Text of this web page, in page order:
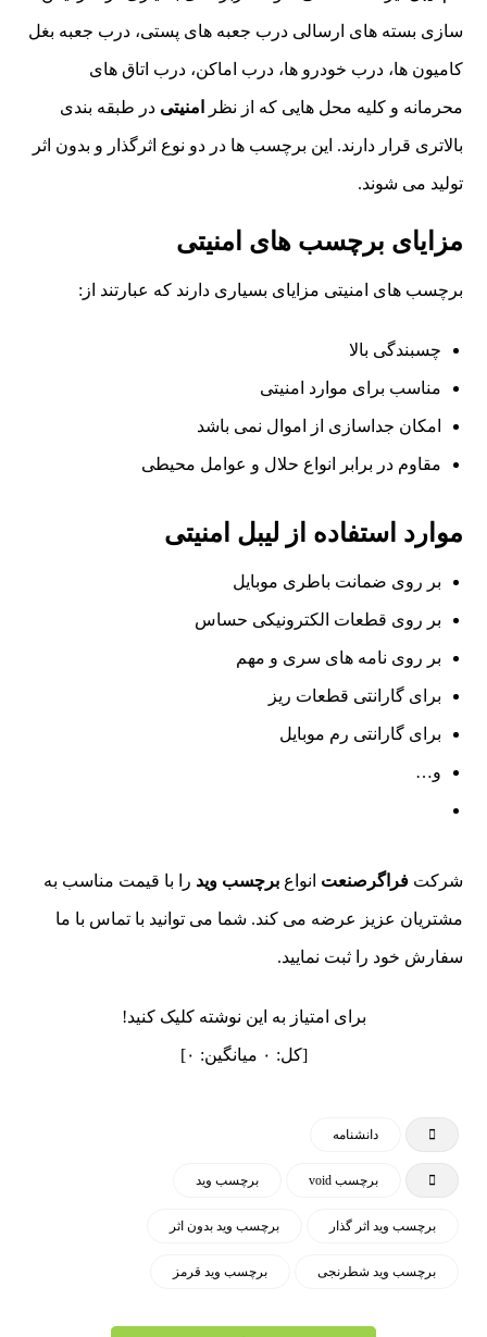
سازی بسته های ارسالی درب جعبه های پستی، درب جعبه بغل
کامیون ها، درب خودرو ها، درب اماکن، درب اتاق های
محرمانه و کلیه محل هایی که از نظر امنیتی در طبقه بندی
بالاتری قرار دارند. این برچسب ها در دو نوع اثرگذار و بدون اثر
تولید می شوند.
مزایای برچسب های امنیتی
برچسب های امنیتی مزایای بسیاری دارند که عبارتند از:
چسبندگی بالا
مناسب برای موارد امنیتی
امکان جداسازی از اموال نمی باشد
مقاوم در برابر انواع حلال و عوامل محیطی
موارد استفاده از لیبل امنیتی
بر روی ضمانت باطری موبایل
بر روی قطعات الکترونیکی حساس
بر روی نامه های سری و مهم
برای گارانتی قطعات ریز
برای گارانتی رم موبایل
و…
شرکتفراگرصنعت انواعبرچسب وید را با قیمت مناسب به
مشتریان عزیز عرضه می کند. شما می توانید با تماس با ما
سفارش خود را ثبت نمایید.
برای امتیاز به این نوشته کلیک کنید!
[کل: ۰ میانگین: ۰]
دانشنامه
برچسب void برچسب وید
برچسب وید اثر گذار برچسب وید بدون اثر
برچسب وید شطرنجی برچسب وید قرمز